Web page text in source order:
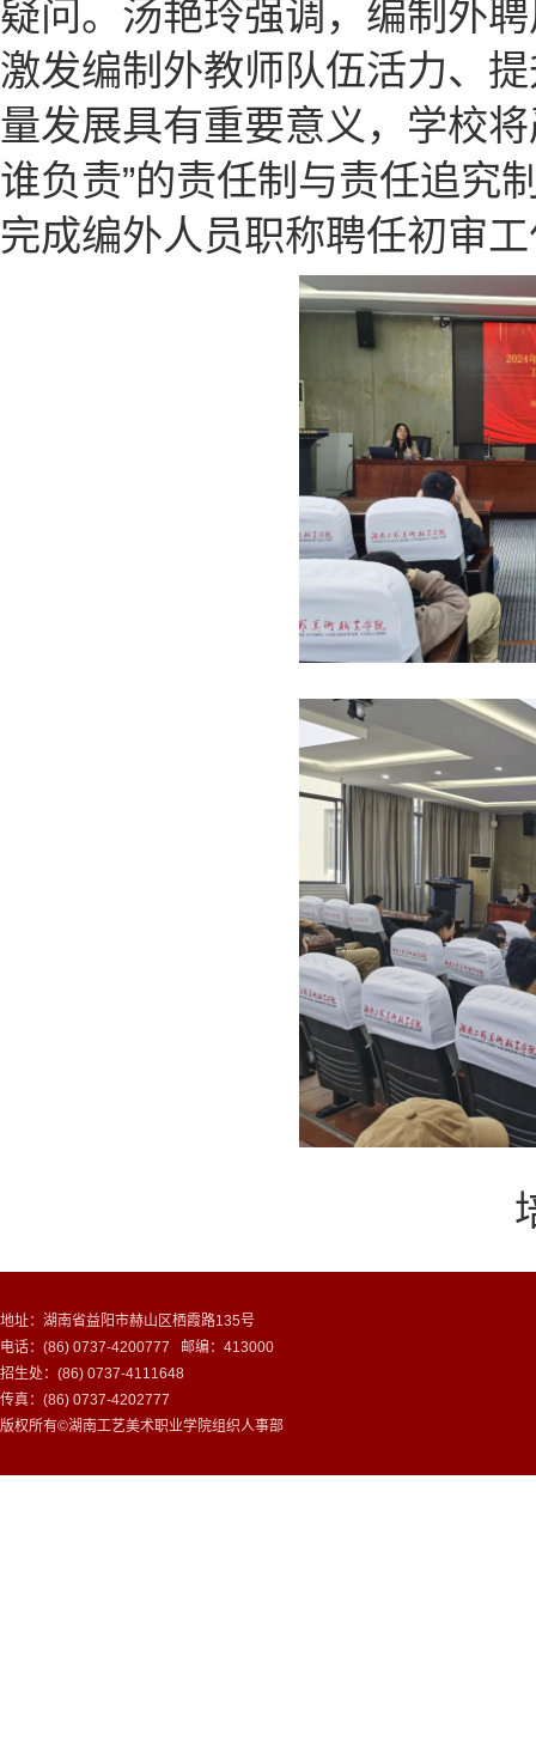
疑问。汤艳玲强调，编制外
激发编制外教师队伍活力、
量发展具有重要意义，学校
谁负责”的责任制与责任追究
完成编外人员职称聘任初审
地址：湖南省益阳市赫山区栖霞路135号
电话：(86) 0737-4200777 邮编：413000
招生处：(86) 0737-4111648
传真：(86) 0737-4202777
版权所有©湖南工艺美术职业学院组织人事部